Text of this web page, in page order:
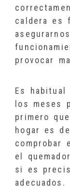
caldera es
provocar
Es
los meses
primero
hogar es
comprobar
el
si es
adecuados.